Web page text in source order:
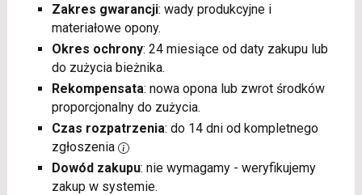
Zakres gwarancji: wady produkcyjne i
materiałowe opony.
Okres ochrony: 24 miesiące od daty zakupu lub
do zużycia bieżnika.
Rekompensata: nowa opona lub zwrot środków
proporcjonalny do zużycia.
Czas rozpatrzenia: do 14 dni od kompletnego
zgłoszenia
Dowód zakupu: nie wymagamy - weryfikujemy
zakup w systemie.